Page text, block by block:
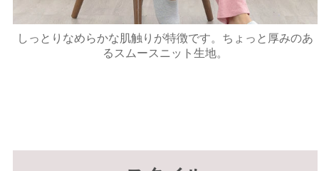
しっとりなめらかな肌触りが特徴です。ちょっと厚みのあ
るスムースニット生地。